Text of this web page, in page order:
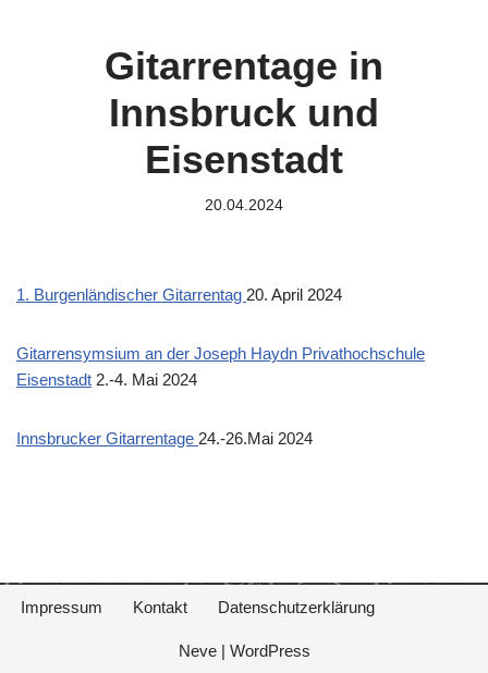
Gitarrentage in
Innsbruck und
Eisenstadt
20.04.2024
1. Burgenländischer Gitarrentag 20. April 2024
Gitarrensymsium an der Joseph Haydn Privathochschule
Eisenstadt 2.-4. Mai 2024
Innsbrucker Gitarrentage 24.-26.Mai 2024
Impressum Kontakt Datenschutzerklärung
Neve| WordPress